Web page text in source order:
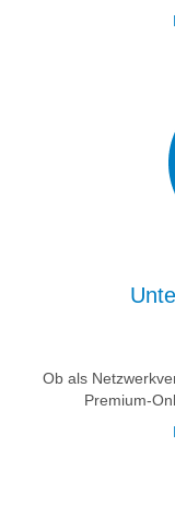
Ob als
Premium-